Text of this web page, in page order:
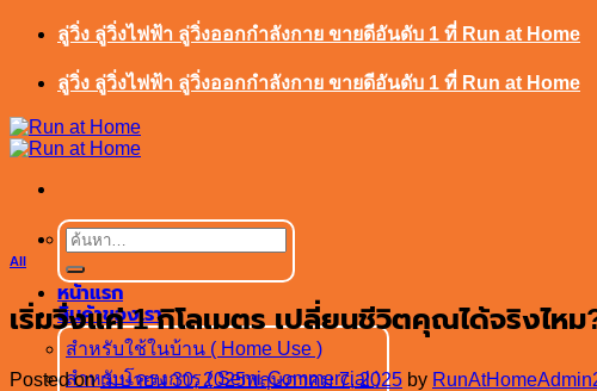
ข้าม
เนื้อหา
ลู่วิ่ง ลู่วิ่งไฟฟ้า ลู่วิ่งออกกำลังกาย ขายดีอันดับ 1 ที่ Run at Home
ลู่วิ่ง ลู่วิ่งไฟฟ้า ลู่วิ่งออกกำลังกาย ขายดีอันดับ 1 ที่ Run at Home
ค้นหา:
หน้าแรก
สินค้าของเรา
สำหรับใช้ในบ้าน ( Home Use )
สำหรับโครงการ ( Semi-Commercial )
All
เริ่มวิ่งแค่ 1 กิโลเมตร เปลี่ยนชีวิตคุณได้จริงไห
Posted onเมษายน 30, 2025พฤษภาคม 7, 2025 by